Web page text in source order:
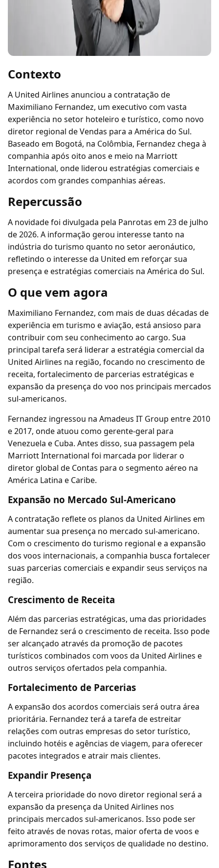
Contexto
A United Airlines anunciou a contratação de
Maximiliano Fernandez, um executivo com vasta
experiência no setor hoteleiro e turístico, como novo
diretor regional de Vendas para a América do Sul.
Baseado em Bogotá, na Colômbia, Fernandez chega à
companhia após oito anos e meio na Marriott
International, onde liderou estratégias comerciais e
acordos com grandes companhias aéreas.
Repercussão
A novidade foi divulgada pela Panrotas em 23 de julho
de 2026. A informação gerou interesse tanto na
indústria do turismo quanto no setor aeronáutico,
refletindo o interesse da United em reforçar sua
presença e estratégias comerciais na América do Sul.
O que vem agora
Maximiliano Fernandez, com mais de duas décadas de
experiência em turismo e aviação, está ansioso para
contribuir com seu conhecimento ao cargo. Sua
principal tarefa será liderar a estratégia comercial da
United Airlines na região, focando no crescimento de
receita, fortalecimento de parcerias estratégicas e
expansão da presença do voo nos principais mercados
sul-americanos.
Fernandez ingressou na Amadeus IT Group entre 2010
e 2017, onde atuou como gerente-geral para
Venezuela e Cuba. Antes disso, sua passagem pela
Marriott International foi marcada por liderar o
diretor global de Contas para o segmento aéreo na
América Latina e Caribe.
Expansão no Mercado Sul-Americano
A contratação reflete os planos da United Airlines em
aumentar sua presença no mercado sul-americano.
Com o crescimento do turismo regional e a expansão
dos voos internacionais, a companhia busca fortalecer
suas parcerias comerciais e expandir seus serviços na
região.
Crescimento de Receita
Além das parcerias estratégicas, uma das prioridades
de Fernandez será o crescimento de receita. Isso pode
ser alcançado através da promoção de pacotes
turísticos combinados com voos da United Airlines e
outros serviços ofertados pela companhia.
Fortalecimento de Parcerias
A expansão dos acordos comerciais será outra área
prioritária. Fernandez terá a tarefa de estreitar
relações com outras empresas do setor turístico,
incluindo hotéis e agências de viagem, para oferecer
pacotes integrados e atrair mais clientes.
Expandir Presença
A terceira prioridade do novo diretor regional será a
expansão da presença da United Airlines nos
principais mercados sul-americanos. Isso pode ser
feito através de novas rotas, maior oferta de voos e
aprimoramento dos serviços de qualidade no destino.
Fontes